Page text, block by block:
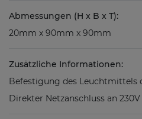
Abmessungen (H x B x T):
20mm x 90mm x 90mm
Zusätzliche Informationen:
Befestigung des Leuchtmittels
Direkter Netzanschluss an